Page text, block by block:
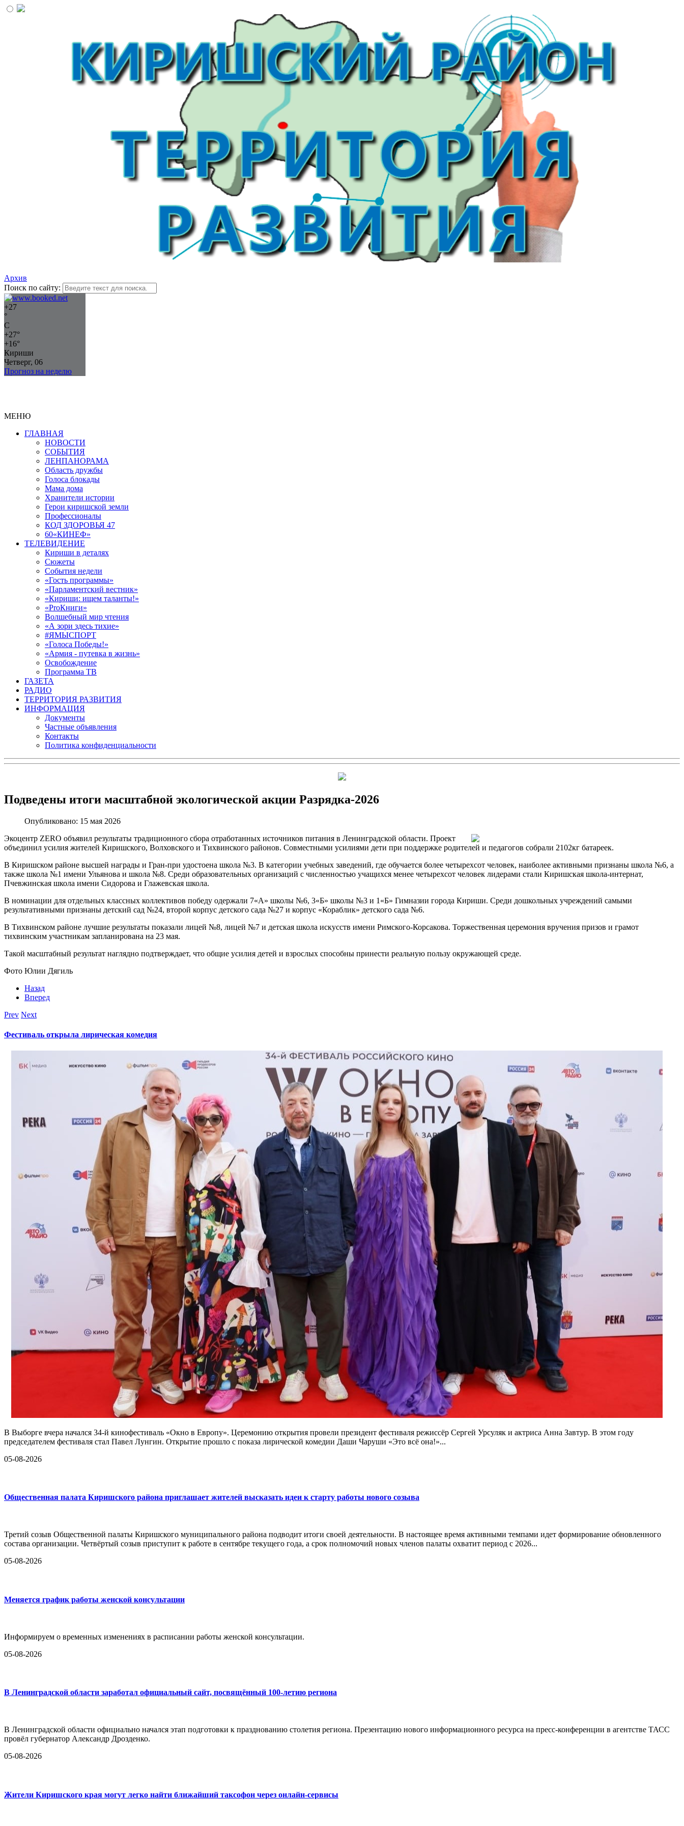
Архив
Поиск по сайту:
+27
°
C
+27°
+16°
Кириши
Четверг, 06
Прогноз на неделю
МЕНЮ
ГЛАВНАЯ
НОВОСТИ
СОБЫТИЯ
ЛЕНПАНОРАМА
Область дружбы
Голоса блокады
Мама дома
Хранители истории
Герои киришской земли
Профессионалы
КОД ЗДОРОВЬЯ 47
60«КИНЕФ»
ТЕЛЕВИДЕНИЕ
Кириши в деталях
Сюжеты
События недели
«Гость программы»
«Парламентский вестник»
«Кириши: ищем таланты!»
«ProКниги»
Волшебный мир чтения
«А зори здесь тихие»
#ЯМЫСПОРТ
«Голоса Победы!»
«Армия - путевка в жизнь»
Освобождение
Программа ТВ
ГАЗЕТА
РАДИО
ТЕРРИТОРИЯ РАЗВИТИЯ
ИНФОРМАЦИЯ
Документы
Частные объявления
Контакты
Политика конфиденциальности
Подведены итоги масштабной экологической акции Разрядка-2026
Опубликовано: 15 мая 2026
Экоцентр ZERO объявил результаты традиционного сбора отработанных источников питания в Ленинградской области. Проект
объединил усилия жителей Киришского, Волховского и Тихвинского районов. Совместными усилиями дети при поддержке родителей и педагогов собрали 2102кг батареек.
В Киришском районе высшей награды и Гран-при удостоена школа №3. В категории учебных заведений, где обучается более четырехсот человек, наиболее активными признаны школа №6, а
также школа №1 имени Ульянова и школа №8. Среди образовательных организаций с численностью учащихся менее четырехсот человек лидерами стали Киришская школа-интернат,
Пчевжинская школа имени Сидорова и Глажевская школа.
В номинации для отдельных классных коллективов победу одержали 7«А» школы №6, 3«Б» школы №3 и 1«Б» Гимназии города Кириши. Среди дошкольных учреждений самыми
результативными признаны детский сад №24, второй корпус детского сада №27 и корпус «Кораблик» детского сада №6.
В Тихвинском районе лучшие результаты показали лицей №8, лицей №7 и детская школа искусств имени Римского-Корсакова. Торжественная церемония вручения призов и грамот
тихвинским участникам запланирована на 23 мая.
Такой масштабный результат наглядно подтверждает, что общие усилия детей и взрослых способны принести реальную пользу окружающей среде.
Фото Юлии Дягиль
Назад
Вперед
Prev Next
Фестиваль открыла лирическая комедия
В Выборге вчера начался 34-й кинофестиваль «Окно в Европу». Церемонию открытия провели президент фестиваля режиссёр Сергей Урсуляк и актриса Анна Завтур. В этом году
председателем фестиваля стал Павел Лунгин. Открытие прошло с показа лирической комедии Даши Чаруши «Это всё она!»...
05-08-2026
Общественная палата Киришского района приглашает жителей высказать идеи к старту работы нового созыва
Третий созыв Общественной палаты Киришского муниципального района подводит итоги своей деятельности. В настоящее время активными темпами идет формирование обновленного
состава организации. Четвёртый созыв приступит к работе в сентябре текущего года, а срок полномочий новых членов палаты охватит период с 2026...
05-08-2026
Меняется график работы женской консультации
Информируем о временных изменениях в расписании работы женской консультации.
05-08-2026
В Ленинградской области заработал официальный сайт, посвящённый 100-летию региона
В Ленинградской области официально начался этап подготовки к празднованию столетия региона. Презентацию нового информационного ресурса на пресс-конференции в агентстве ТАСС
провёл губернатор Александр Дрозденко.
05-08-2026
Жители Киришского края могут легко найти ближайший таксофон через онлайн-сервисы